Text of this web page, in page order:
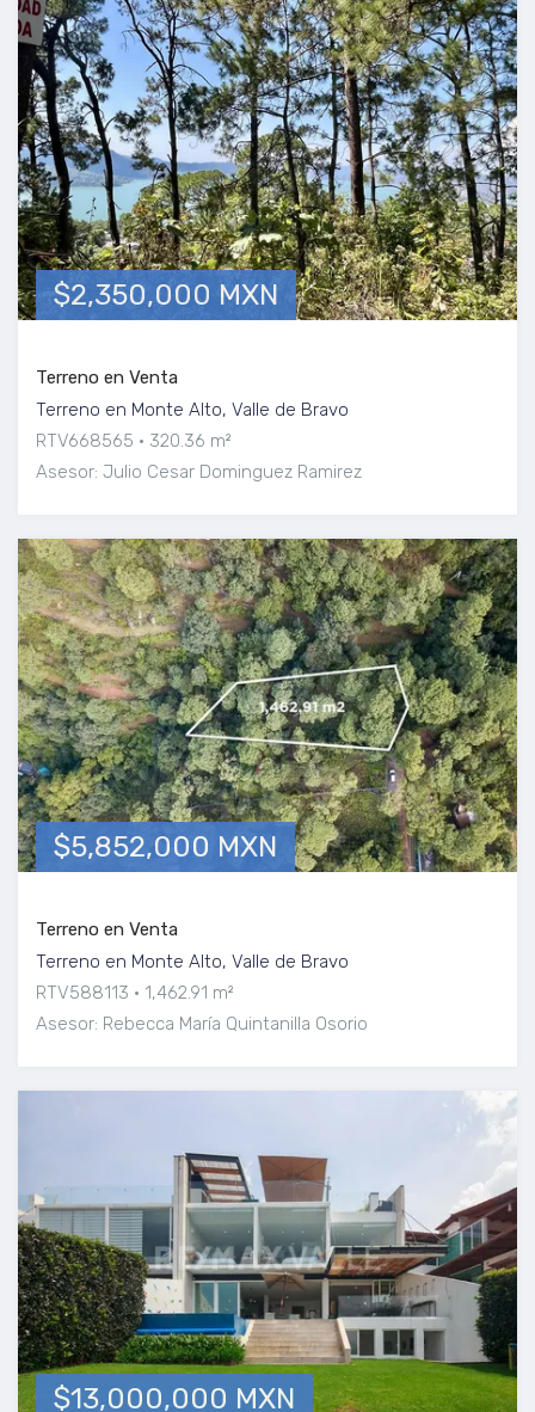
$2,350,000 MXN
Terreno en Venta
Terreno en Monte Alto, Valle de Bravo
RTV668565
320.36 m²
Asesor: Julio Cesar Dominguez Ramirez
$5,852,000 MXN
Terreno en Venta
Terreno en Monte Alto, Valle de Bravo
RTV588113
1,462.91 m²
Asesor: Rebecca María Quintanilla Osorio
$13,000,000 MXN